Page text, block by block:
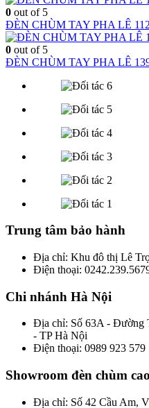
0 out of 5
ĐÈN CHÙM TAY PHA LÊ
0 out of 5
ĐÈN CHÙM TAY PHA LÊ
Trung tâm bảo hành
Địa chỉ: Khu đô thị Lê
Điện thoại:
Chi nhánh Hà Nội
Địa chỉ: Số 63A - Đường
- TP Hà Nội
Điện thoại: 0989 923 579
Showroom đèn chùm
Địa chỉ: Số 42 Cầu Am,